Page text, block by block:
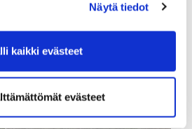
Näytä tiedot
kaikki evästeet
evästeet